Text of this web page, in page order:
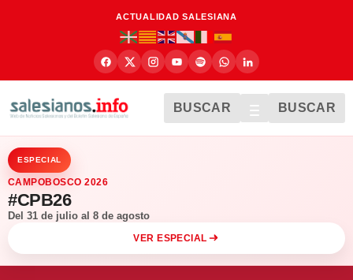
ACTUALIDAD SALESIANA
BUSCAR BUSCAR
ESPECIAL
CAMPOBOSCO 2026
#CPB26
Del 31 de julio al 8 de agosto
VER ESPECIAL